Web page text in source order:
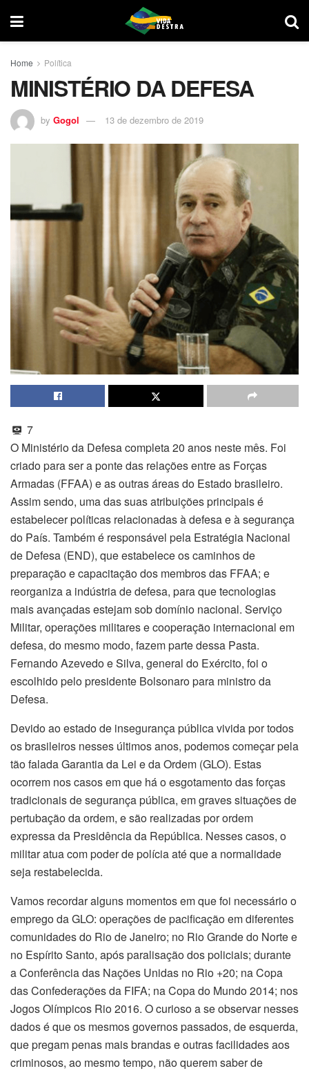
Home Política
MINISTÉRIO DA DEFESA
by Gogol 13 de dezembro de 2019
7
O Ministério da Defesa completa 20 anos neste mês. Foi
criado para ser a ponte das relações entre as Forças
Armadas (FFAA) e as outras áreas do Estado brasileiro.
Assim sendo, uma das suas atribuições principais é
estabelecer políticas relacionadas à defesa e à segurança
do País. Também é responsável pela Estratégia Nacional
de Defesa (END), que estabelece os caminhos de
preparação e capacitação dos membros das FFAA; e
reorganiza a indústria de defesa, para que tecnologias
mais avançadas estejam sob domínio nacional. Serviço
Militar, operações militares e cooperação internacional em
defesa, do mesmo modo, fazem parte dessa Pasta.
Fernando Azevedo e Silva, general do Exército, foi o
escolhido pelo presidente Bolsonaro para ministro da
Defesa.
Devido ao estado de insegurança pública vivida por todos
os brasileiros nesses últimos anos, podemos começar pela
tão falada Garantia da Lei e da Ordem (GLO). Estas
ocorrem nos casos em que há o esgotamento das forças
tradicionais de segurança pública, em graves situações de
pertubação da ordem, e são realizadas por ordem
expressa da Presidência da República. Nesses casos, o
militar atua com poder de polícia até que a normalidade
seja restabelecida.
Vamos recordar alguns momentos em que foi necessário o
emprego da GLO: operações de pacificação em diferentes
comunidades do Rio de Janeiro; no Rio Grande do Norte e
no Espírito Santo, após paralisação dos policiais; durante
a Conferência das Nações Unidas no Rio +20; na Copa
das Confederações da FIFA; na Copa do Mundo 2014; nos
Jogos Olímpicos Rio 2016. O curioso a se observar nesses
dados é que os mesmos governos passados, de esquerda,
que pregam penas mais brandas e outras facilidades aos
criminosos, ao mesmo tempo, não querem saber de